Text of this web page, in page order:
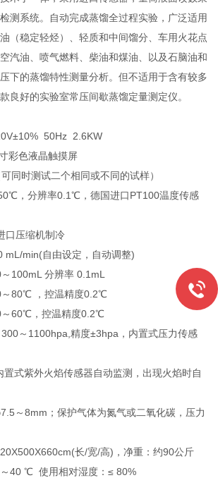
测系统。自动完成蒸馏全过程实验，广泛适用
（稳定轻烃）、轻质和中间馏分、车用火花点
汽油、喷气燃料、柴油和煤油、以及石脑油和
下的蒸馏特性测量分析。但不适用于含有较多
良好的实验室常压间歇蒸馏定量测定仪。
50Hz 2.6KW
彩色液晶触摸屏
同时测试二个相同或不同的试样）
，分辨率0.1℃，德国进口PT100温度传感
口压缩机制冷
mL/min(自由设定，自动调整)
100mL 分辨率 0.1mL
～80℃ ，控温精度0.2℃
～60℃，控温精度0.2℃
～1100hpa,精度±3hpa，内置式压力传感
置式紫外火焰传感器自动监测，出现火焰时自
～8mm；保护气体为氮气或二氧化碳，压力
长/宽/高)，净重：约90公斤
40 ℃ 使用相对湿度：≤ 80%